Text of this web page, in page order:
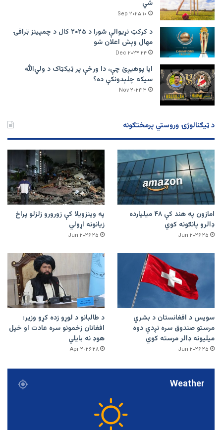
شي
۱۰ Sep ۲۰۲۵
د کرکټ نړیوالې شورا د ۲۰۲۵ کال د چمپینز ټرافۍ
مهال وېش اعلان شو
۲۴ Dec ۲۰۲۴
ایا پوهیږئ چې، دا ورځې پر ټيکټاک د ولي‌الله
سیکه چلېدونکې ده؟
۳ Nov ۲۰۲۴
د ټیګنالوژۍ وروستي پرمختګونه
امازون په هند کې ۴۸ میلیارده
ډالرو پانګونه کوي
۲۵ Jun ۲۰۲۶
په وینزویلا کې زورورو زلزلو پراخ
زیانونه اړولي
۲۵ Jun ۲۰۲۶
سویس د افغانستان د بشري
مرستو صندوق سره نږدې دوه
میلیونه ډالر مرسته کوي
۲۵ Jun ۲۰۲۶
د طالبانو د لوړو زده کړو وزیر:
افغانان زخمونو سره عادت او خپل
هوډ نه بایلي
۲۸ Apr ۲۰۲۶
Weather